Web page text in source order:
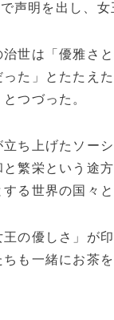
声明を出し、女
世は「優雅さ
た」とたたえ
つづった。
ち上げたソー
繁栄という途
る世界の国々
の優しさ」が
も一緒にお茶